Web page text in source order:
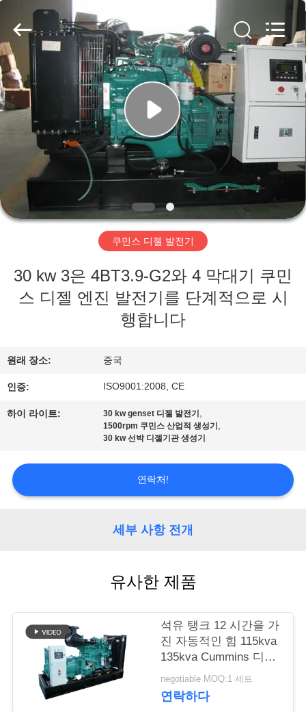
집
제
품
우
리
대
하
공
장
행
2026
Shenzhen
Genor
Power
Equipment
Co.,
Ltd..
All
Rights
Reserved.
쿠민스 디젤 발전기
30 kw 3은 4BT3.9-G2와 4 막대기 쿠민
스 디젤 엔진 발전기를 단계적으로 시
행합니다
원래 장소: 중국
인증: ISO9001:2008, CE
하이 라이트: 30 kw genset 디젤 발전기 ,
1500rpm 쿠민스 산업적 생성기 ,
30 kw 선박 디젤기관 생성기
연락처!
세부 사항 전개
유사한 제품
석유 탱크 12 시간을 가
진 자동적인 힘 115kva
135kva Cummins 디젤
엔진 발전기
negotiable MOQ:1 세트
연락하다